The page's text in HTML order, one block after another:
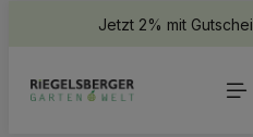
springenJetzt 2% mit